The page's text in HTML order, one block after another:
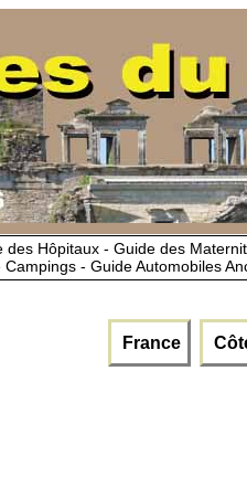
Hôpitaux - Guide des
- Guide Automobiles
France